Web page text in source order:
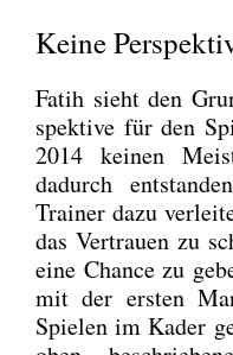
Keine
Fatih sieht den
spek­ti­ve für den
2014 kei­nen
dadurch
Trai­ner dazu
das Ver­trau­en zu
eine Chan­ce zu
mit der ers­ten
Spie­len im Kader